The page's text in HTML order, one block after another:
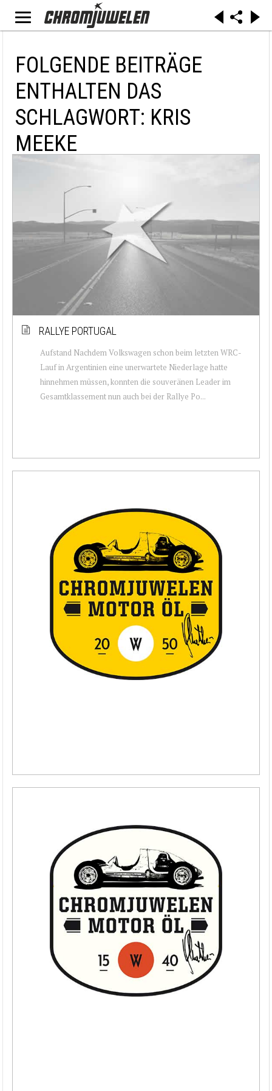
FOLGENDE BEITRÄGE
ENTHALTEN DAS
SCHLAGWORT: KRIS
MEEKE
RALLYE PORTUGAL
Aufstand Nachdem Volkswagen schon beim letzten WRC-
Lauf in Argentinien eine unerwartete Niederlage hatte
hinnehmen müssen, konnten die souveränen Leader im
Gesamtklassement nun auch bei der Rallye Po...